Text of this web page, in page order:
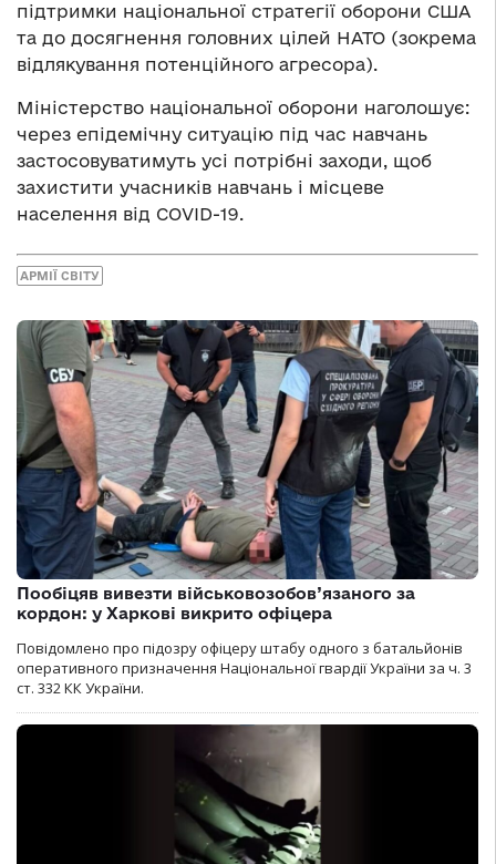
підтримки національної стратегії оборони США
та до досягнення головних цілей НАТО (зокрема
відлякування потенційного агресора).
Міністерство національної оборони наголошує:
через епідемічну ситуацію під час навчань
застосовуватимуть усі потрібні заходи, щоб
захистити учасників навчань і місцеве
населення від COVID-19.
АРМІЇ СВІТУ
Пообіцяв вивезти військовозобов’язаного за
кордон: у Харкові викрито офіцера
Повідомлено про підозру офіцеру штабу одного з батальйонів
оперативного призначення Національної гвардії України за ч. 3
ст. 332 КК України.